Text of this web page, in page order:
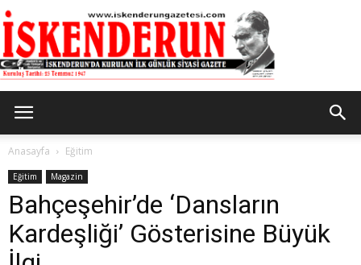
Gazetesi
Anasayfa Eğitim
Eğitim Magazin
Bahçeşehir’de ‘Dansların
Kardeşliği’ Gösterisine Büyük